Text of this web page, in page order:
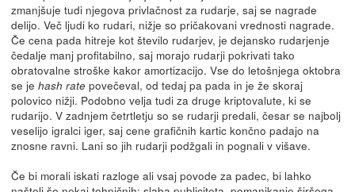
zmanjšuje tudi njegova privlačnost za rudarje, saj se nagrade
delijo. Več ljudi ko rudari, nižje so pričakovani vrednosti nagrade.
Če cena pada hitreje kot število rudarjev, je dejansko rudarjenje
čedalje manj profitabilno, saj morajo rudarji pokrivati tako
obratovalne stroške kakor amortizacijo. Vse do letošnjega oktobra
se je hash ratepovečeval, od tedaj pa pada in je že skoraj
polovico nižji. Podobno velja tudi za druge kriptovalute, ki se
rudarijo. V zadnjem četrtletju so se rudarji predali, česar se najbolj
veselijo igralci iger, saj cene grafičnih kartic končno padajo na
znosne ravni. Lani so jih rudarji podžgali in pognali v višave.
Če bi morali iskati razloge ali vsaj povode za padec, bi lahko